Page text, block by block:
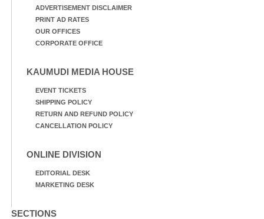
ADVERTISEMENT DISCLAIMER
PRINT AD RATES
OUR OFFICES
CORPORATE OFFICE
KAUMUDI MEDIA HOUSE
EVENT TICKETS
SHIPPING POLICY
RETURN AND REFUND POLICY
CANCELLATION POLICY
ONLINE DIVISION
EDITORIAL DESK
MARKETING DESK
SECTIONS